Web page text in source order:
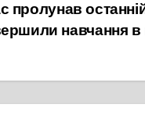
пролунав
навчання в